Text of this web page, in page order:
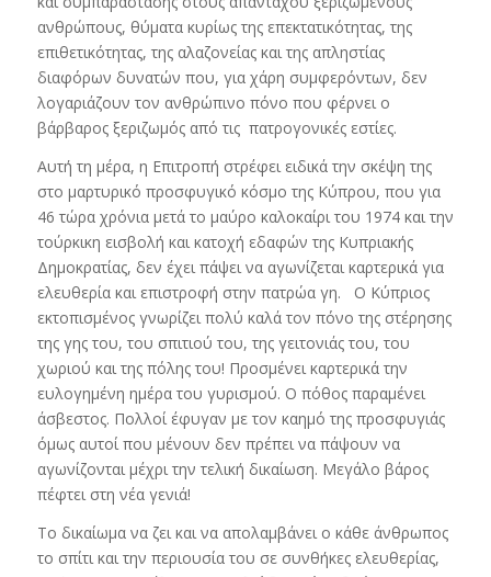
ανθρώπους, θύματα κυρίως της επεκτατικότητας, της
επιθετικότητας, της αλαζονείας και της απληστίας
διαφόρων δυνατών που, για χάρη συμφερόντων, δεν
λογαριάζουν τον ανθρώπινο πόνο που φέρνει ο
βάρβαρος ξεριζωμός από τις πατρογονικές εστίες.
Αυτή τη μέρα, η Επιτροπή στρέφει ειδικά την σκέψη της
στο μαρτυρικό προσφυγικό κόσμο της Κύπρου, που για
46 τώρα χρόνια μετά το μαύρο καλοκαίρι του 1974 και την
τούρκικη εισβολή και κατοχή εδαφών της Κυπριακής
Δημοκρατίας, δεν έχει πάψει να αγωνίζεται καρτερικά για
ελευθερία και επιστροφή στην πατρώα γη. Ο Κύπριος
εκτοπισμένος γνωρίζει πολύ καλά τον πόνο της στέρησης
της γης του, του σπιτιού του, της γειτονιάς του, του
χωριού και της πόλης του! Προσμένει καρτερικά την
ευλογημένη ημέρα του γυρισμού. Ο πόθος παραμένει
άσβεστος. Πολλοί έφυγαν με τον καημό της προσφυγιάς
όμως αυτοί που μένουν δεν πρέπει να πάψουν να
αγωνίζονται μέχρι την τελική δικαίωση. Μεγάλο βάρος
πέφτει στη νέα γενιά!
Το δικαίωμα να ζει και να απολαμβάνει ο κάθε άνθρωπος
το σπίτι και την περιουσία του σε συνθήκες ελευθερίας,